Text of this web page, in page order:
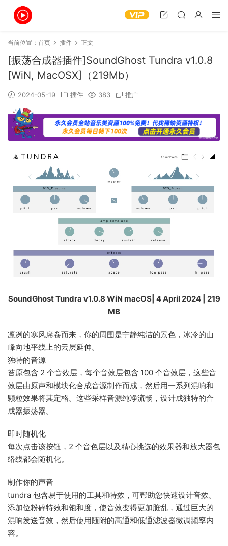
当前位置： 首页 插件 正文
[振荡合成器插件]SoundGhost Tundra v1.0.8
[WiN, MacOSX]（219Mb）
2024-05-19 插件 383 推广
SoundGhost Tundra v1.0.8 WiN macOS| 4 April 2024 | 219
MB
凛冽的寒风席卷而来，你的周围是宁静纯洁的景色，冰冷的山
峰向地平线上的云层延伸。
独特的音源
苔原包含 2 个音效层，每个音效层包含 100 个音效层，这些音
效层由原声和模块化合成音源制作而成，然后用一系列混响和
颗粒效果将其定格。这些采样音源纯净流畅，设计成独特的合
成器振荡器。
即时随机化
每次点击该按钮，2 个音色层以及精心挑选的效果器和放大器包
络线都会随机化。
制作你的声音
tundra 包含易于使用的工具和特效，可帮助您快速设计音效。
添加位粉碎特效和饱和度，使音效变得更加脏乱，通过巨大的
混响发送音效，然后使用随附的高通和低通滤波器微调频率内
容。